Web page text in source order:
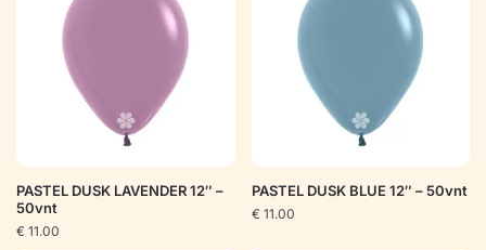
PASTEL DUSK LAVENDER 12″ –
50vnt
€ 11.00
PASTEL DUSK BLUE 12″ – 50vnt
€ 11.00